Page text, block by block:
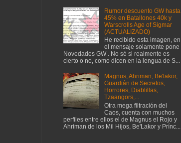
Rumor descuento GW hasta
45% en Batallones 40k y
Warscrolls Age of Sigmar
(ACTUALIZADO)
He recibido esta imagen, en
el mensaje solamente pone
Novedades GW . No sé si realmente es
cierto o no, como dicen en la lengua de S...
Magnus, Ahriman, Be'lakor,
Guardián de Secretos,
Horrores, Diablillas,
Tzaangors,...
Otra mega filtración del
Caos, cuenta con muchos
perfiles entre ellos el de Magnus el Rojo y
Ahriman de los Mil Hijos, Be'Lakor y Prínc...